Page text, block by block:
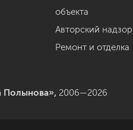
объекта
Авторский надзор
Ремонт и отделка
Полынова», 2006—2026